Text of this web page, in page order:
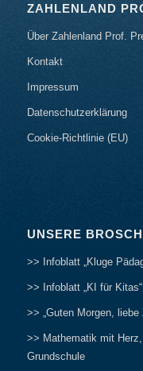
ZAHLENLAND
Über Zahlenland Prof.
Kontakt
Impressum
Datenschutzerklärung
Cookie-Richtlinie (EU)
UNSERE
>> Infoblatt „Kluge
>> Infoblatt „KI für Kitas“
>> „Guten Morgen,
>> Mathematik mit
Grundschule